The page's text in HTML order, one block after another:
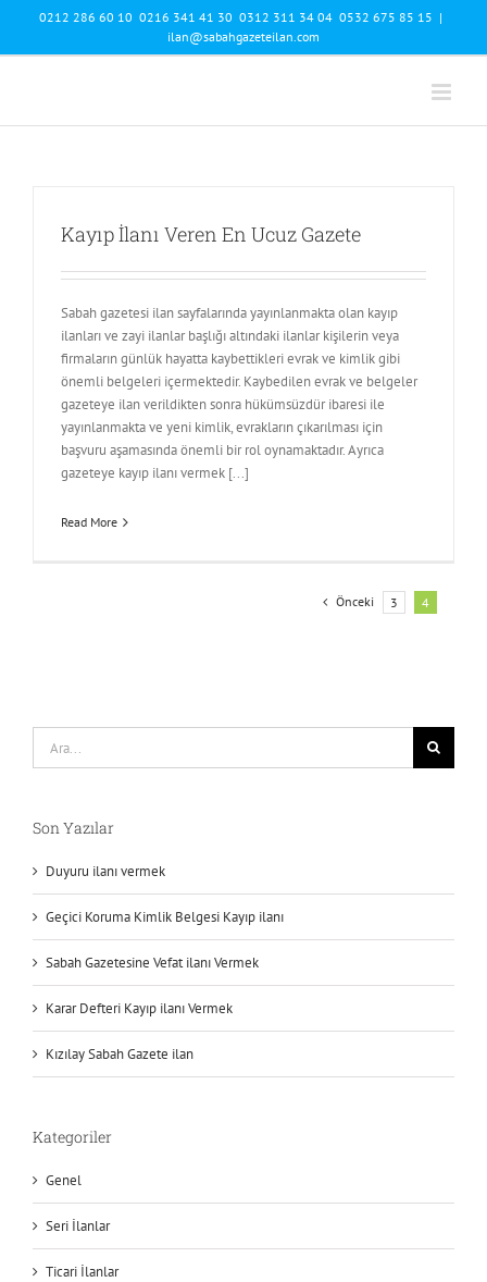
content
0212 286 60 10 0216 341 41 30 0312 311 34 04 0532 675 85 15 |
ilan@sabahgazeteilan.com
Kayıp İlanı Veren En Ucuz Gazete
Sabah gazetesi ilan sayfalarında yayınlanmakta olan kayıp
ilanları ve zayi ilanlar başlığı altındaki ilanlar kişilerin veya
firmaların günlük hayatta kaybettikleri evrak ve kimlik gibi
önemli belgeleri içermektedir. Kaybedilen evrak ve belgeler
gazeteye ilan verildikten sonra hükümsüzdür ibaresi ile
yayınlanmakta ve yeni kimlik, evrakların çıkarılması için
başvuru aşamasında önemli bir rol oynamaktadır. Ayrıca
gazeteye kayıp ilanı vermek [...]
Read More
Önceki 3 4
Son Yazılar
Duyuru ilanı vermek
Geçici Koruma Kimlik Belgesi Kayıp ilanı
Sabah Gazetesine Vefat ilanı Vermek
Karar Defteri Kayıp ilanı Vermek
Kızılay Sabah Gazete ilan
Kategoriler
Genel
Seri İlanlar
Ticari İlanlar